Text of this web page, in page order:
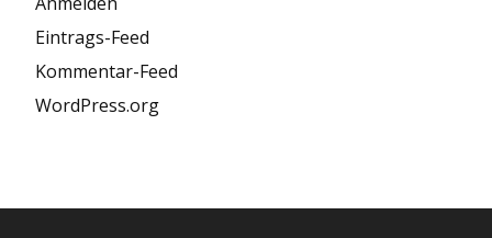
Eintrags-Feed
Kommentar-Feed
WordPress.org